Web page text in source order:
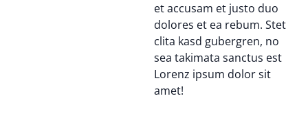
et accusam et justo duo
dolores et ea rebum. Stet
clita kasd gubergren, no
sea takimata sanctus est
Lorenz ipsum dolor sit
amet!